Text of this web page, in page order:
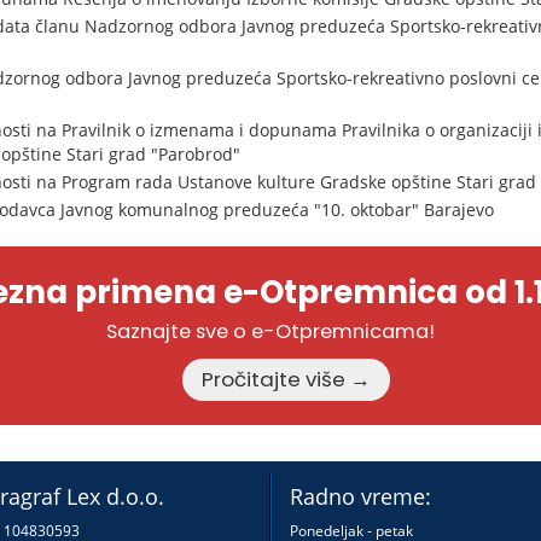
članu Nadzornog odbora Javnog preduzeća Sportsko-
odbora Javnog preduzeća Sportsko-rekreativno poslovni
na Pravilnik o izmenama i dopunama Pravilnika o
Stari grad "Parobrod"
na Program rada Ustanove kulture Gradske opštine Stari
Javnog komunalnog preduzeća "10. oktobar" Barajevo
primena e-Otpremnica od
Saznajte sve o e-Otpremnicama!
Pročitajte više →
Lex d.o.o.
104830593
Radno vreme:
Ponedeljak - petak